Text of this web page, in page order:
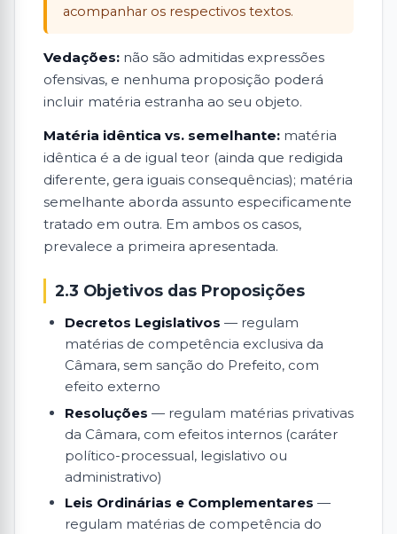
acompanhar os respectivos textos.
Vedações: não são admitidas expressões
ofensivas, e nenhuma proposição poderá
incluir matéria estranha ao seu objeto.
Matéria idêntica vs. semelhante: matéria
idêntica é a de igual teor (ainda que redigida
diferente, gera iguais consequências); matéria
semelhante aborda assunto especificamente
tratado em outra. Em ambos os casos,
prevalece a primeira apresentada.
2.3 Objetivos das Proposições
Decretos Legislativos — regulam
matérias de competência exclusiva da
Câmara, sem sanção do Prefeito, com
efeito externo
Resoluções — regulam matérias privativas
da Câmara, com efeitos internos (caráter
político-processual, legislativo ou
administrativo)
Leis Ordinárias e Complementares —
regulam matérias de competência do